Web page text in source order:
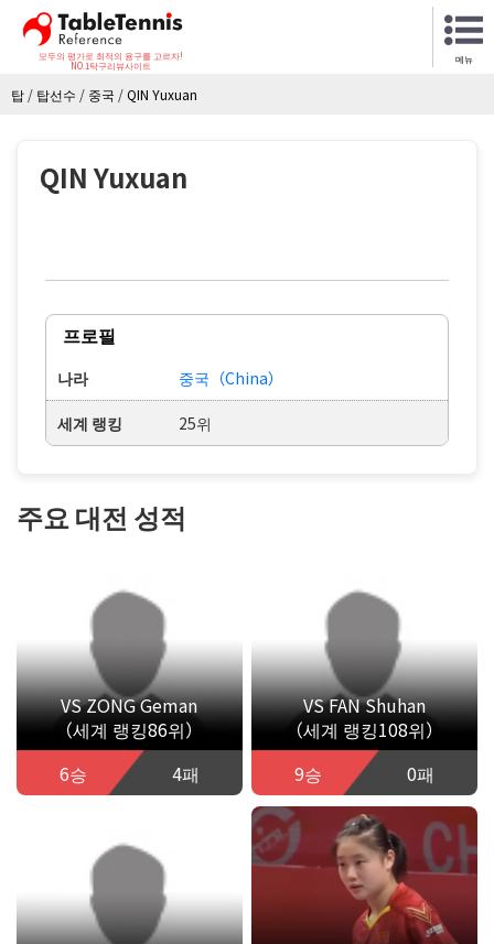
모두의 평가로 최적의 용구를 고르자!
NO.1탁구리뷰사이트
메뉴
탑 / 탑선수 / 중국 /QIN Yuxuan
QIN Yuxuan
프로필
나라 중국（China）
세계 랭킹 25위
주요 대전 성적
VS ZONG Geman
（세계 랭킹86위）
6승
4패
VS FAN Shuhan
（세계 랭킹108위）
9승
0패